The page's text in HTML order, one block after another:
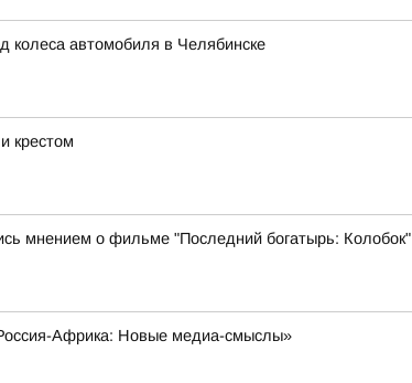
колеса автомобиля в Челябинске
крестом
мнением о фильме "Последний богатырь: Колобок"
Африка: Новые медиа-смыслы»